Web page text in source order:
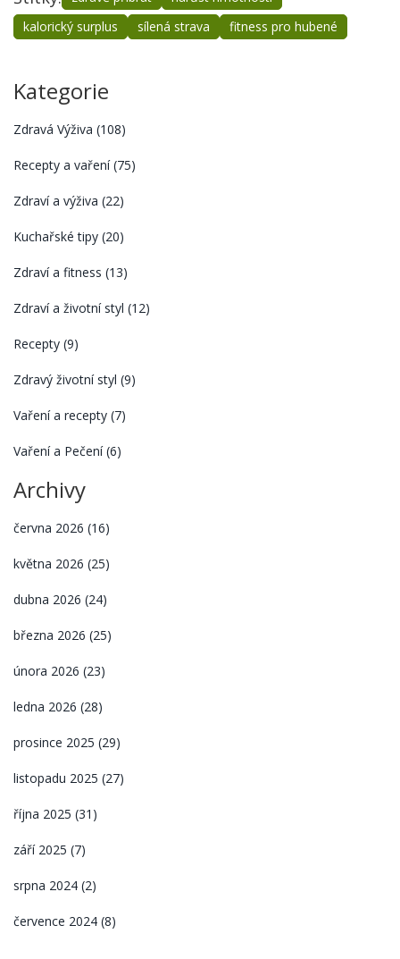
kalorický surplus
sílená strava fitness pro hubené
Kategorie
Zdravá Výživa (108)
Recepty a vaření(75)
Zdraví a výživa (22)
Kuchařské tipy (20)
Zdraví a fitness (13)
Zdraví a životní styl (12)
Recepty (9)
Zdravý životní styl (9)
Vaření a recepty (7)
Vaření a Pečení(6)
Archivy
června 2026 (16)
května 2026 (25)
dubna 2026 (24)
března 2026 (25)
února 2026 (23)
ledna 2026 (28)
prosince 2025 (29)
listopadu 2025 (27)
října 2025 (31)
září 2025 (7)
srpna 2024 (2)
července 2024 (8)